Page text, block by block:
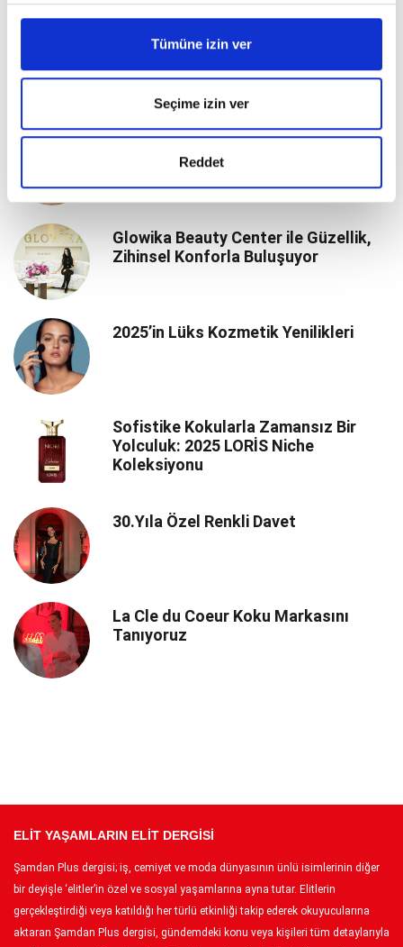
Tümüne izin ver
Seçime izin ver
Reddet
Reis “Ubuntu 3”: Kadının Kendiyle Bir
Olma Yolculuğu
Düğüne Geri Sayımda Son Güzellik
Glowika Beauty Center ile Güzellik,
Zihinsel Konforla Buluşuyor
2025’in Lüks Kozmetik Yenilikleri
Sofistike Kokularla Zamansız Bir
Yolculuk: 2025 LORİS Niche
Koleksiyonu
30.Yıla Özel Renkli Davet
La Cle du Coeur Koku Markasını
Tanıyoruz
ELİT YAŞAMLARIN ELİT DERGİSİ
Şamdan Plus dergisi; iş, cemiyet ve moda dünyasının ünlü isimlerinin diğer
bir deyişle ‘elitler’in özel ve sosyal yaşamlarına ayna tutar. Elitlerin
gerçekleştirdiği veya katıldığı her türlü etkinliği takip ederek okuyucularına
aktaran Şamdan Plus dergisi, gündemdeki konu veya kişileri tüm detaylarıyla